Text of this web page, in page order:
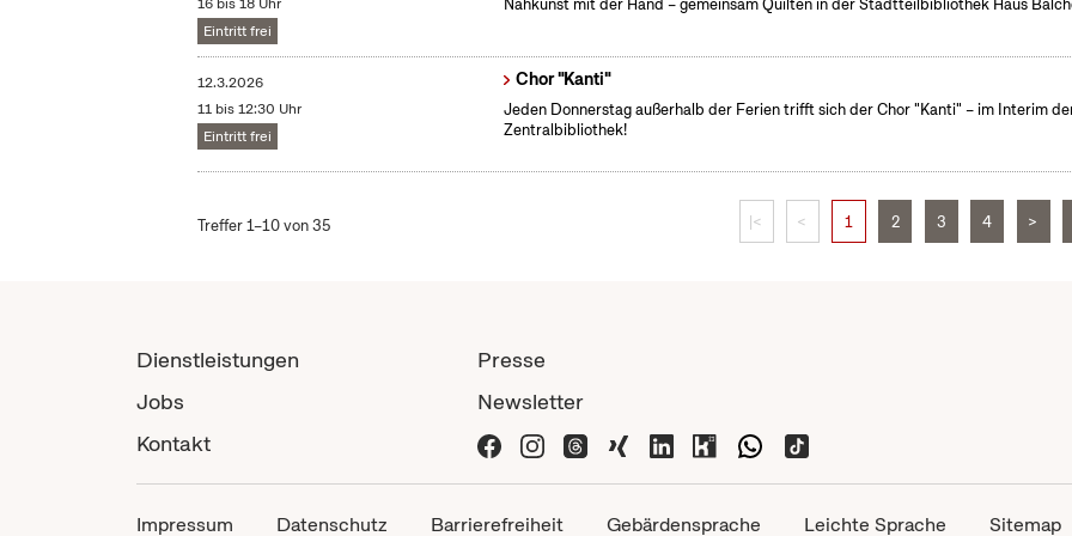
Eintritt frei
Nähkunst mit der Hand – gemeinsam Quilten in der Stadtteilbibliothek Haus
12.3.2026
11 bis 12:30 Uhr
Eintritt frei
Chor "Kanti"
Jeden Donnerstag außerhalb der Ferien trifft sich der Chor "Kanti" – im Interim
Zentralbibliothek!
Treffer 1–10 von 35 |< < 1 2 3 4 >
Dienstleistungen
Jobs
Kontakt
Presse
Newsletter
Impressum Datenschutz Barrierefreiheit Gebärdensprache Leichte Sprache Sitemap